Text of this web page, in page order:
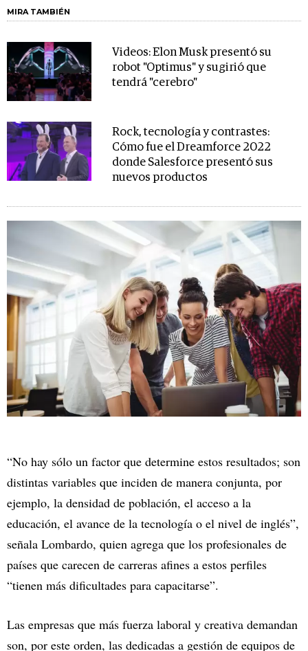
MIRA TAMBIÉN
Videos: Elon Musk presentó su
robot "Optimus" y sugirió que
tendrá "cerebro"
Rock, tecnología y contrastes:
Cómo fue el Dreamforce 2022
donde Salesforce presentó sus
nuevos productos
“No hay sólo un factor que determine estos resultados; son
distintas variables que inciden de manera conjunta, por
ejemplo, la densidad de población, el acceso a la
educación, el avance de la tecnología o el nivel de inglés”,
señala Lombardo, quien agrega que los profesionales de
países que carecen de carreras afines a estos perfiles
“tienen más dificultades para capacitarse”.
Las empresas que más fuerza laboral y creativa demandan
son, por este orden, las dedicadas a gestión de equipos de